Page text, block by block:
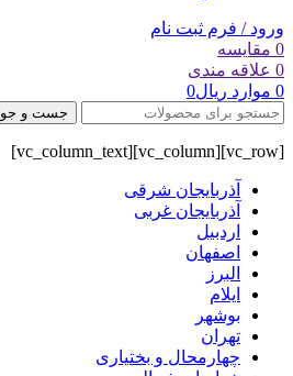
ورود / فرم ثبت نام
0 مقایسه
0 علاقه مندی
0 موارد ریال0
جست و جو
[vc_row][vc_column][vc_column_text]
آذربایجان شرقی
آذربایجان غربی
اردبیل
اصفهان
البرز
ایلام
بوشهر
تهران
چهارمحال و بختیاری